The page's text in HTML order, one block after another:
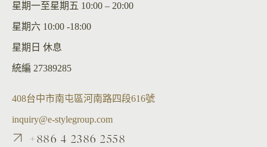
星期一至星期五 10:00 – 20:00
星期六 10:00 -18:00
星期日 休息
統編 27389285
408台中市南屯區河南路四段616號
inquiry@e-stylegroup.com
+886 4 2386 2558